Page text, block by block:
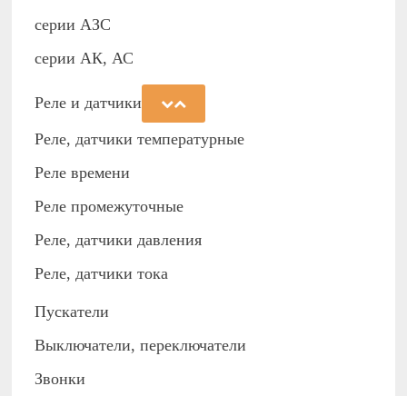
cерии АЗС
серии АК, АС
Реле и датчики
Реле, датчики температурные
Реле времени
Реле промежуточные
Реле, датчики давления
Реле, датчики тока
Пускатели
Выключатели, переключатели
Звонки